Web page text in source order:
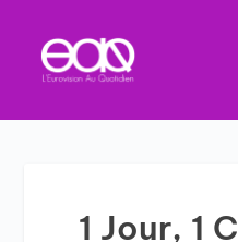
1 Jour, 1